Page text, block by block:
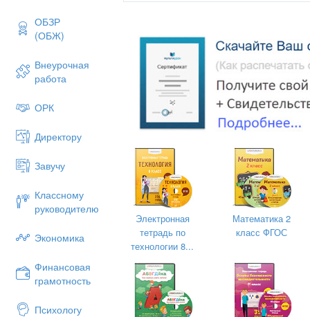
ОБЗР
(ОБЖ)
Внеурочная
работа
ОРК
Директору
Завучу
Классному
руководителю
Экономика
Финансовая
грамотность
Психологу
срок реализации
авторской программы
Образовательной
(Авторы: О.А.
Электронная
тетрадь по
технологии 8...
Математика 2
класс ФГОС